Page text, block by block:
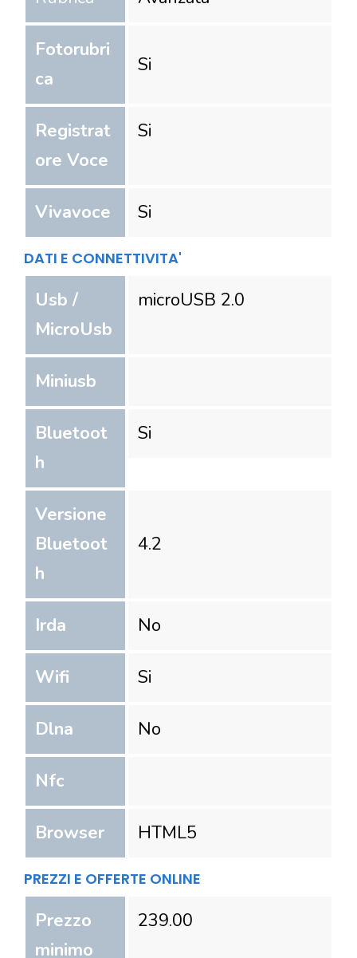
Fotorubri
ca
Si
Registrat
ore Voce
Si
Vivavoce Si
DATI E CONNETTIVITA'
Usb /
MicroUsb
microUSB 2.0
Miniusb
Bluetoot
h
Si
Versione
Bluetoot
h
4.2
Irda No
Wifi Si
Dlna No
Nfc
Browser HTML5
PREZZI E OFFERTE ONLINE
Prezzo
minimo
239.00